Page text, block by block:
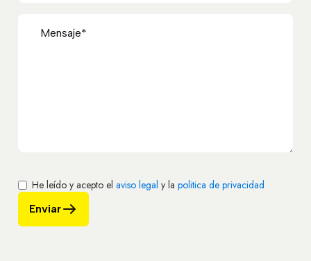
He leído y acepto el aviso legal y la politica de privacidad
Enviar